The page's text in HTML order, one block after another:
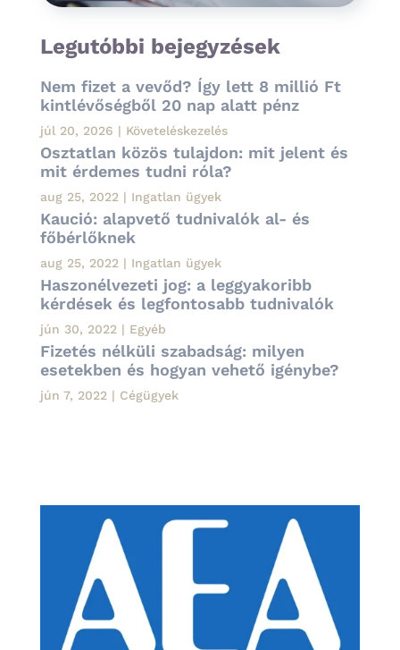
Legutóbbi bejegyzések
Nem fizet a vevőd? Így lett 8 millió Ft
kintlévőségből 20 nap alatt pénz
júl 20, 2026 | Követeléskezelés
Osztatlan közös tulajdon: mit jelent és
mit érdemes tudni róla?
aug 25, 2022| Ingatlan ügyek
Kaució: alapvető tudnivalók al- és
főbérlőknek
aug 25, 2022| Ingatlan ügyek
Haszonélvezeti jog: a leggyakoribb
kérdések és legfontosabb tudnivalók
jún 30, 2022| Egyéb
Fizetés nélküli szabadság: milyen
esetekben és hogyan vehető igénybe?
jún 7, 2022| Cégügyek